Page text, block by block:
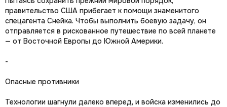
правительство США прибегает к помощи знаменитого
спецагента Снейка. Чтобы выполнить боевую задачу, он
отправляется в рискованное путешествие по всей планете
— от Восточной Европы до Южной Америки.
-
Опасные противники
Технологии шагнули далеко вперед, и войска изменились до